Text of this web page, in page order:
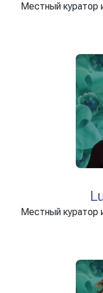
Местный куратор
Местный куратор